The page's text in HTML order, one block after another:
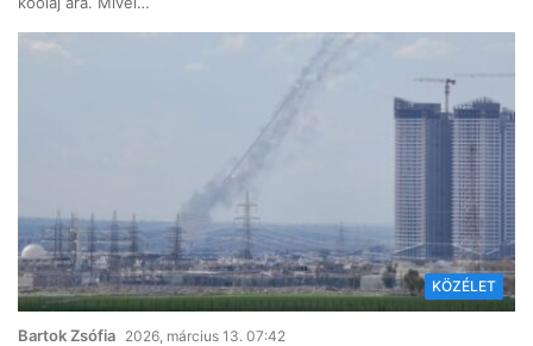
KÖZÉLET
Bartok Zsófia 2026, március 13. 07:42